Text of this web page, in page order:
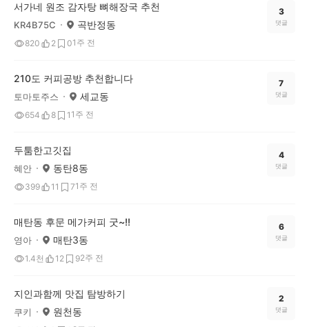
서가네 원조 감자탕 뼈해장국 추천
KR4B75C 곡반정동
820 2 01주 전
3
댓글
210도 커피공방 추천합니다
토마토주스 세교동
654 8 1 1주 전
7
댓글
두툼한고깃집
혜안 동탄8동
399 11 71주 전
4
댓글
매탄동 후문 메가커피 굿~!!
영아 매탄3동
1.4천 12 92주 전
6
댓글
지인과함께 맛집 탐방하기
쿠키 원천동
2
댓글